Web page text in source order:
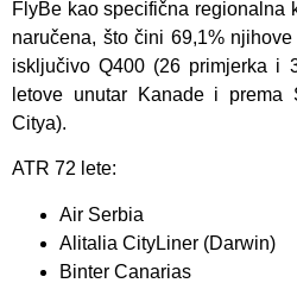
FlyBe kao specifična regionalna
naručena, što čini 69,1%
isključivo Q400 (26 primjerka i
letove unutar Kanade i prema
Citya).
ATR 72 lete:
Air Serbia
Alitalia CityLiner (Darwin)
Binter Canarias